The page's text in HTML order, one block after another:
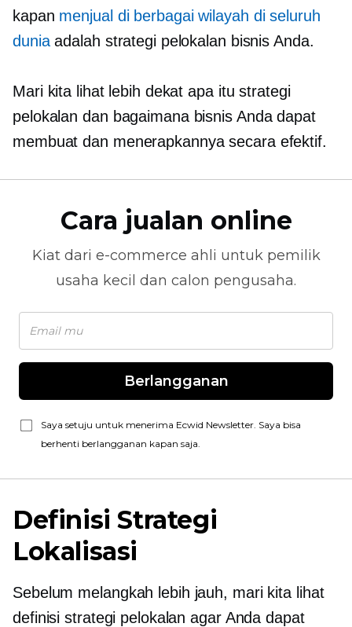
kapan menjual di berbagai wilayah di seluruh
duniaadalah strategi pelokalan bisnis Anda.
Mari kita lihat lebih dekat apa itu strategi
pelokalan dan bagaimana bisnis Anda dapat
membuat dan menerapkannya secara efektif.
Cara jualan online
Kiat dari e-commerce ahli untuk pemilik
usaha kecil dan calon pengusaha.
Berlangganan
Saya setuju untuk menerima Ecwid Newsletter. Saya bisa
berhenti berlangganan kapan saja.
Definisi Strategi
Lokalisasi
Sebelum melangkah lebih jauh, mari kita lihat
definisi strategi pelokalan agar Anda dapat